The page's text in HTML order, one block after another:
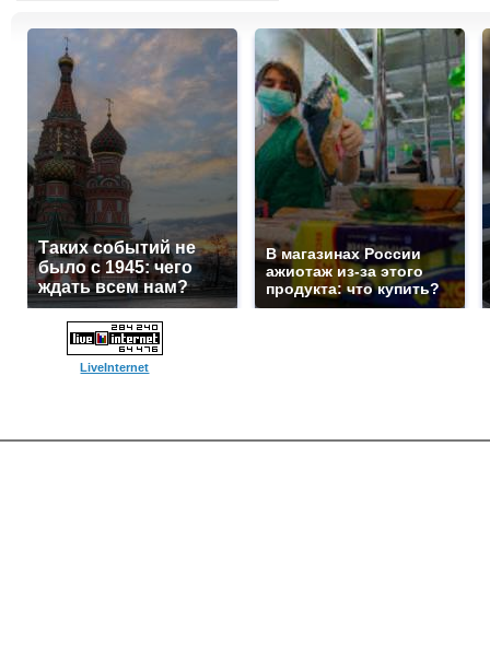
Таких событий не
было с 1945: чего
ждать всем нам?
В магазинах России
ажиотаж из-за этого
продукта: что купить?
LiveInternet